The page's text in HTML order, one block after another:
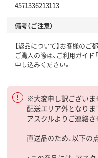
4571336213113
備考（ご注意）
【返品について】お客様のご
ご購入の際は、ご利用ガイド「
申し込みください。
※大変申し訳ございま
配送エリア外となりま
アスクルよりご連絡さ
直送品のため、以下の